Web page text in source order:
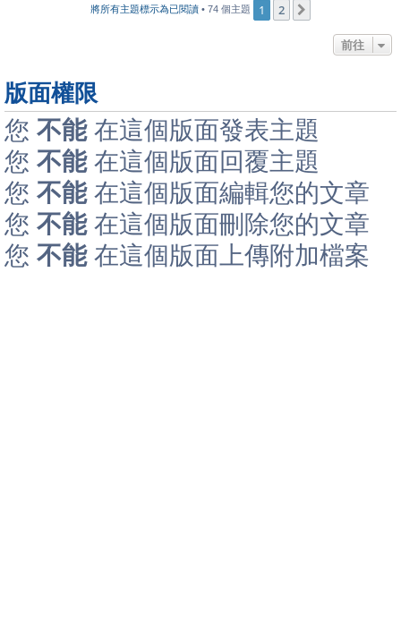
將所有主題標示為已閱讀 • 74 個主題 1 2
前往
版面權限
您 不能在這個版面發表主題
您 不能在這個版面回覆主題
您 不能在這個版面編輯您的文章
您 不能在這個版面刪除您的文章
您 不能在這個版面上傳附加檔案